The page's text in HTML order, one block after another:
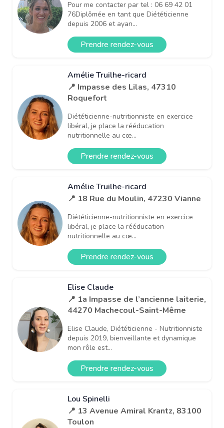
Pour me contacter par tel : 06 69 42 01
76Diplômée en tant que Diététicienne
depuis 2006 et ayan...
Prendre rendez-vous
Amélie Truilhe-ricard
📍 Impasse des Lilas, 47310
Roquefort
Diététicienne-nutritionniste en exercice
libéral, je place la rééducation
nutritionnelle au cœ...
Prendre rendez-vous
Amélie Truilhe-ricard
📍 18 Rue du Moulin, 47230 Vianne
Diététicienne-nutritionniste en exercice
libéral, je place la rééducation
nutritionnelle au cœ...
Prendre rendez-vous
Elise Claude
📍 1a Impasse de l’ancienne laiterie,
44270 Machecoul-Saint-Même
Elise Claude, Diététicienne - Nutritionniste
depuis 2019, bienveillante et dynamique
mon rôle est...
Prendre rendez-vous
Lou Spinelli
📍 13 Avenue Amiral Krantz, 83100
Toulon